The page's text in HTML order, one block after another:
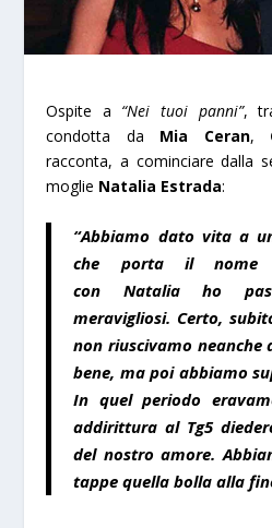
Ospite a “Nei tuoi panni”,
condotta da Mia Ceran,
racconta, a cominciare dalla
moglie Natalia Estrada:
“Abbiamo dato vita a
che porta il nome
con Natalia ho
meravigliosi. Certo,
non riuscivamo neanche
bene, ma poi abbiamo
In quel periodo
addirittura al Tg5
del nostro amore.
tappe quella bolla alla